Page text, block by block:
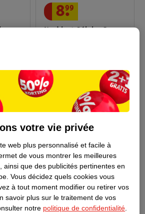
8.
99
votre vie privée
web plus personnalisé et facile à
de vous montrer les meilleures
ainsi que des publicités pertinentes en
Vous décidez quels cookies vous
à tout moment modifier ou retirer vos
savoir plus sur le traitement de vos
notre politique de confidentialité